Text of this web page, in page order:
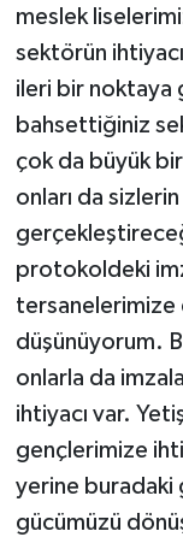
meslek
sektörün
ileri bir noktaya
bahsettiğiniz
çok da büyük
onları da
protokoldeki
tersanelerimize
düşünüyorum.
onlarla da
ihtiyacı var.
gençlerimize
yerine buradaki
gücümüzü